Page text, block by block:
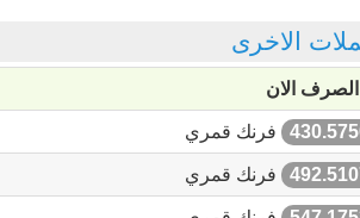
الاخرى
الان
فرنك قمري
فرنك قمري